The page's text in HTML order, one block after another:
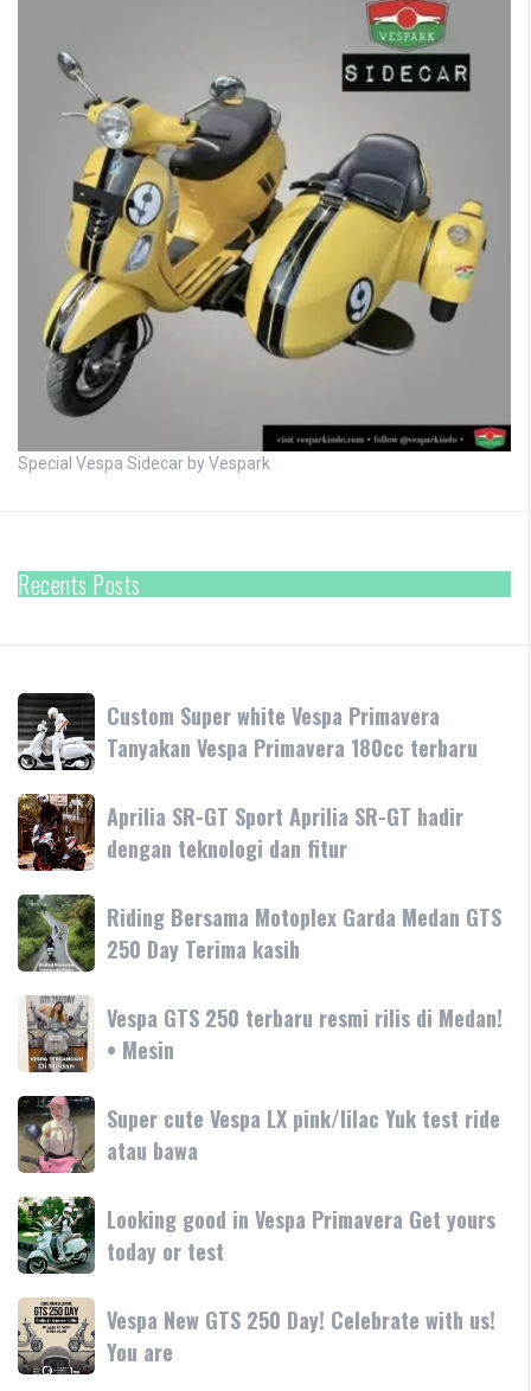
Special Vespa Sidecar by Vespark
Recents Posts
Custom
Super
white
Vespa
Primavera
Tanyakan
Vespa
Primavera
180cc
terbaru
Custom Super white Vespa Primavera
Tanyakan Vespa Primavera 180cc terbaru
Aprilia
SR-
GT
Sport
Aprilia
SR-
GT
hadir
dengan
teknologi
dan
fitur
Aprilia SR-GT Sport Aprilia SR-GT hadir
dengan teknologi dan fitur
Riding
Bersama
Motoplex
Garda
Medan
GTS
250
Day
Terima
kasih
Riding Bersama Motoplex Garda Medan GTS
250 Day Terima kasih
Vespa
GTS
250
terbaru
resmi
rilis
di
Medan!
•
Mesin
Vespa GTS 250 terbaru resmi rilis di Medan!
• Mesin
Super
cute
Vespa
LX
pink/lilac
Yuk
test
ride
atau
bawa
Super cute Vespa LX pink/lilac Yuk test ride
atau bawa
Looking
good
in
Vespa
Primavera
Get
yours
Looking good in Vespa Primavera Get yours
today or test
Vespa
New
GTS
Vespa New GTS 250 Day! Celebrate with us!
You are